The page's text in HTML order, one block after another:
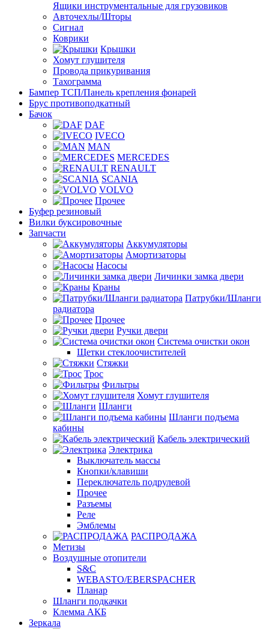
Ящики инструментальные для грузовиков
Авточехлы/Шторы
Сигнал
Коврики
Крышки
Хомут глушителя
Провода прикуривания
Тахограмма
Бампер ТСП/Панель крепления фонарей
Брус противоподкатный
Бачок
DAF
IVECO
MAN
MERCEDES
RENAULT
SCANIA
VOLVO
Прочее
Буфер резиновый
Вилки буксировочные
Запчасти
Аккумуляторы
Амортизаторы
Насосы
Личинки замка двери
Краны
Патрубки/Шланги
радиатора
Прочее
Ручки двери
Система очистки окон
Щетки стеклоочистителей
Стяжки
Трос
Фильтры
Хомут глушителя
Шланги
Шланги подъема
кабины
Кабель электрический
Электрика
Выключатель массы
Кнопки/клавиши
Переключатель подрулевой
Прочее
Разъемы
Реле
Эмблемы
РАСПРОДАЖА
Метизы
Воздушные отопители
S&C
WEBASTO/EBERSPACHER
Планар
Шланги подкачки
Клемма АКБ
Зеркала